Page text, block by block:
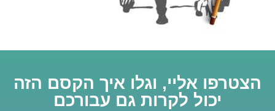
הצטרפו אליי, וגלו איך הקסם הזה
יכול לקרות גם עבורכם